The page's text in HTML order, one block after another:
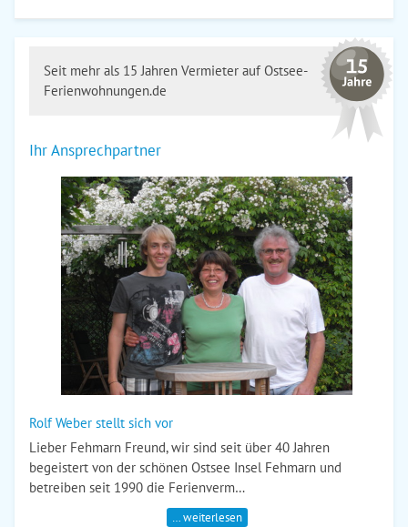
Seit mehr als 15 Jahren Vermieter auf Ostsee-
Ferienwohnungen.de
Ihr Ansprechpartner
Rolf Weber stellt sich vor
Lieber Fehmarn Freund, wir sind seit über 40 Jahren
begeistert von der schönen Ostsee Insel Fehmarn und
betreiben seit 1990 die Ferienverm…
… weiterlesen